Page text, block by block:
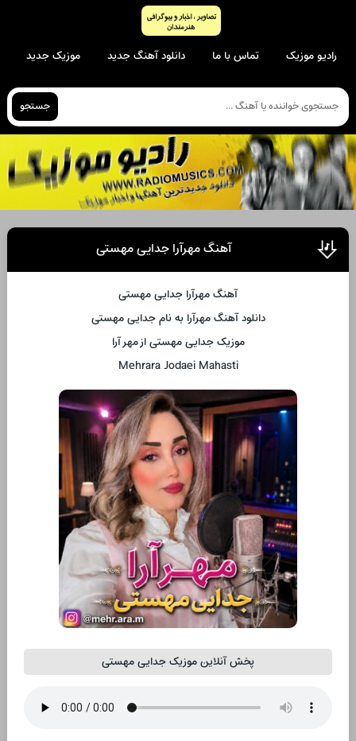
رادیو موزیک تماس با ما دانلود آهنگ جدید موزیک جدید
جستجو
آهنگ مهرآرا جدایی مهستی
آهنگ مهرآرا جدایی مهستی
دانلود آهنگ مهرآرا به نام جدایی مهستی
موزیک جدایی مهستی از مهر آرا
Mehrara Jodaei Mahasti
پخش آنلاین موزیک جدایی مهستی